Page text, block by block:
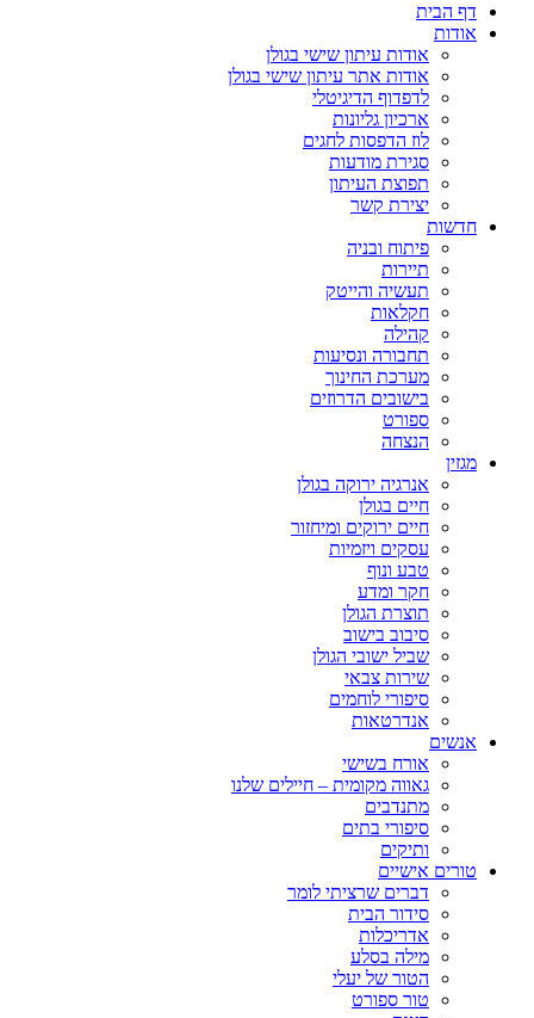
דף הבית
אודות
אודות עיתון שישי בגולן
אודות אתר עיתון שישי בגולן
לדפדוף הדיגיטלי
ארכיון גליונות
לוז הדפסות לחגים
סגירת מודעות
תפוצת העיתון
יצירת קשר
חדשות
פיתוח ובניה
תיירות
תעשיה והייטק
חקלאות
קהילה
תחבורה ונסיעות
מערכת החינוך
בישובים הדרוזים
ספורט
הנצחה
מגזין
אנרגיה ירוקה בגולן
חיים בגולן
חיים ירוקים ומיחזור
עסקים ויזמיות
טבע ונוף
חקר ומדע
תוצרת הגולן
סיבוב בישוב
שביל ישובי הגולן
שירות צבאי
סיפורי לוחמים
אנדרטאות
אנשים
אורח בשישי
גאווה מקומית – חיילים שלנו
מתנדבים
סיפורי בתים
ותיקים
טורים אישיים
דברים שרציתי לומר
סידור הבית
אדריכלות
מילה בסלע
הטור של יעלי
טור ספורט